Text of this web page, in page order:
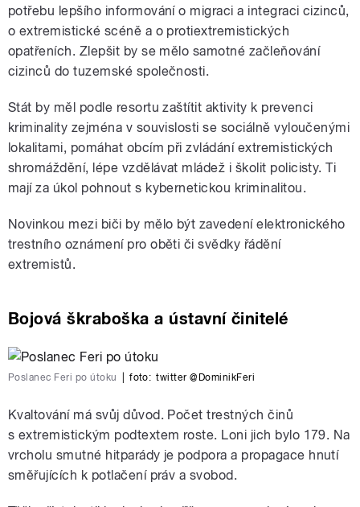
potřebu lepšího informování o migraci a integraci cizinců,
o extremistické scéně a o protiextremistických
opatřeních. Zlepšit by se mělo samotné začleňování
cizinců do tuzemské společnosti.
Stát by měl podle resortu zaštítit aktivity k prevenci
kriminality zejména v souvislosti se sociálně vyloučenými
lokalitami, pomáhat obcím při zvládání extremistických
shromáždění, lépe vzdělávat mládež i školit policisty. Ti
mají za úkol pohnout s kybernetickou kriminalitou.
Novinkou mezi biči by mělo být zavedení elektronického
trestního oznámení pro oběti či svědky řádění
extremistů.
Bojová škraboška a ústavní činitelé
Poslanec Feri po útoku foto: twitter @DominikFeri
Kvaltování má svůj důvod. Počet trestných činů
s extremistickým podtextem roste. Loni jich bylo 179. Na
vrcholu smutné hitparády je podpora a propagace hnutí
směřujících k potlačení práv a svobod.